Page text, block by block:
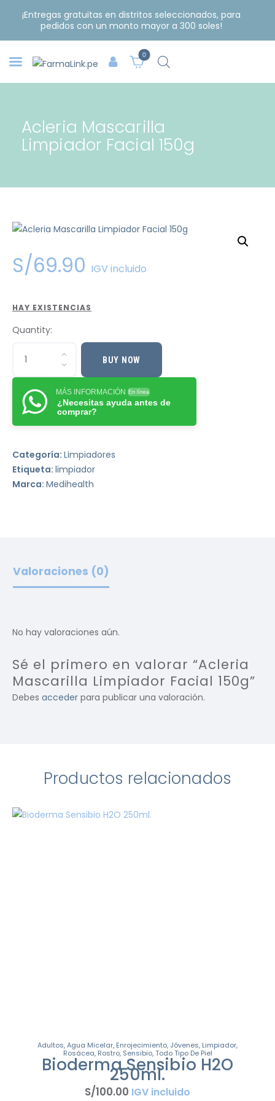
¡Entregas gratuitas en distritos seleccionados, para
pedidos con un monto mayor a 300 soles!
0
Acleria Mascarilla
Limpiador Facial 150g
S/69.90 IGV incluido
HAY EXISTENCIAS
Quantity:
BUY NOW
MÁS INFORMACIÓN En línea
¿Necesitas ayuda antes de
comprar?
Categoría: Limpiadores
Etiqueta: limpiador
Marca: Medihealth
Valoraciones (0)
No hay valoraciones aún.
Sé el primero en valorar “Acleria
Mascarilla Limpiador Facial 150g”
Debes acceder para publicar una valoración.
Productos relacionados
Adultos,Agua Micelar, Enrojecimiento, Jóvenes, Limpiador,
Rosácea, Rostro, Sensibio,Todo Tipo De Piel
Bioderma Sensibio H2O
250ml.
S/100.00 IGV incluido